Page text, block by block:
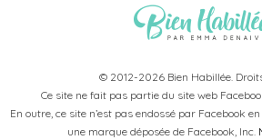
© 2012-2026 Bien Habillée.
Ce site ne fait pas partie du site web
En outre, ce site n’est pas endossé par Facebook
une marque déposée de Facebook, Inc.